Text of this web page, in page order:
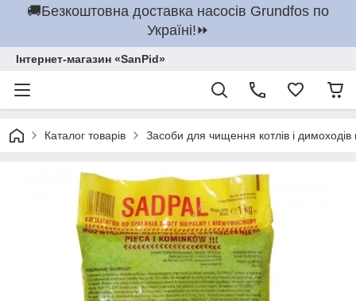
🚚Безкоштовна доставка насосів Grundfos по
Україні!⏩
Інтернет-магазин «SanPid»
Каталог товарів Засоби для чищення котлів і димоходів